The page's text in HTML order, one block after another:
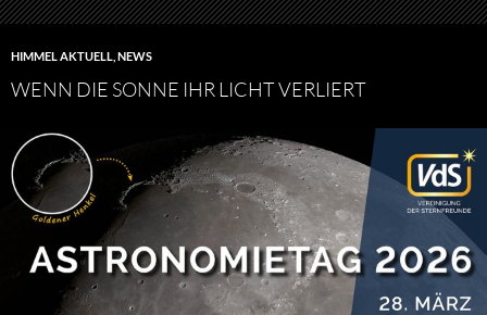
HIMMEL AKTUELL NEWS
WENN DIE SONNE IHR LICHT VERLIERT